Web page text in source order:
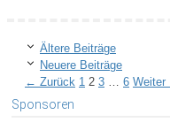
Ältere Beiträge
Neuere Beiträge
← Zurück Seite
1 Seite
2 Seite
3 … Seite
6 Weiter
Sponsoren